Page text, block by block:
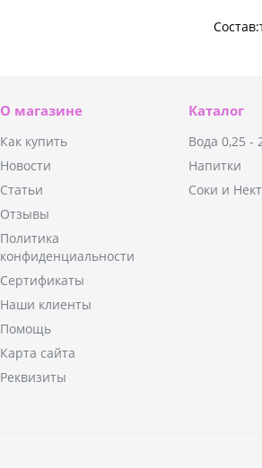
О магазине
Как купить
Новости
Статьи
Отзывы
Политика
конфиденциальности
Сертификаты
Наши клиенты
Помощь
Карта сайта
Реквизиты
Каталог
Вода 0,25 -
Напитки
Соки и